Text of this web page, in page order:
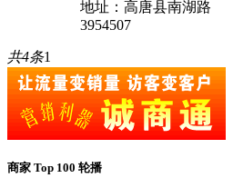
地址：高唐县南湖路
3954507
共4条1
商家 Top 100 轮播